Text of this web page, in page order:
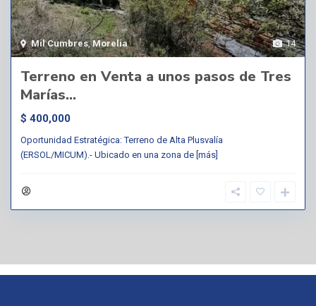
14
Mil Cumbres,Morelia
Terreno en Venta a unos pasos de Tres
Marías...
$ 400,000
Oportunidad Estratégica: Terreno de Alta Plusvalía
(ERSOL/MICUM).- Ubicado en una zona de [más]